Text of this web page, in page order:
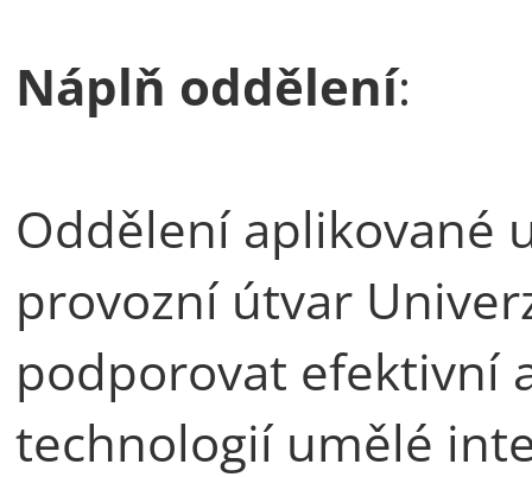
Náplň oddělení:
Oddělení aplikované
provozní útvar
podporovat efektivní
technologií umělé